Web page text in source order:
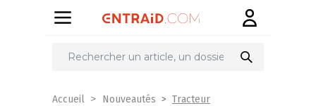
Partager
Accueil Nouveautés Tracteur